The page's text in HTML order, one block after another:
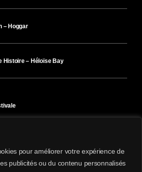
pour améliorer votre expérience de
publicités ou du contenu personnalisés
– Hoggar
Histoire – Héloïse Bay